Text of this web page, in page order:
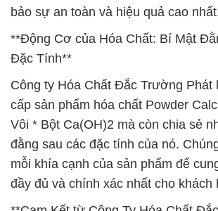
bảo sự an toàn và hiệu quả cao
**Động Cơ của Hóa Chất: Bí Mật
Đặc Tính**
Công ty Hóa Chất Đắc Trường Phát
cấp sản phẩm hóa chất Powder
Vôi * Bột Ca(OH)2 mà còn chia sẻ
đằng sau các đặc tính của nó.
mỗi khía cạnh của sản phẩm để
đầy đủ và chính xác nhất cho khách